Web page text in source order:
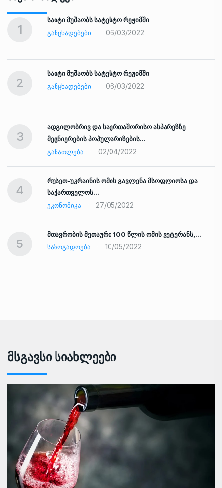
1
საიტი მუშაობს სატესტო რეჟიმში
ᲒᲐᲜᲪᲮᲐᲓᲔᲑᲔᲑᲘ
06/03/2022
2
საიტი მუშაობს სატესტო რეჟიმში
ᲒᲐᲜᲪᲮᲐᲓᲔᲑᲔᲑᲘ
06/03/2022
3
ადგილობრივ და საერთაშორისო ასპარეზზე
მეცნიერების პოპულარიზების…
ᲒᲐᲜᲐᲗᲚᲔᲑᲐ
02/04/2022
4
რუსეთ-უკრაინის ომის გავლენა მსოფლიოსა და
საქართველოს…
ᲔᲙᲝᲜᲝᲛᲘᲙᲐ
27/05/2022
5
მთავრობის მეთაური 100 წლის ომის ვეტერანს,…
ᲡᲐᲖᲝᲒᲐᲓᲝᲔᲑᲐ
10/05/2022
Მსგავსი Სიახლეები